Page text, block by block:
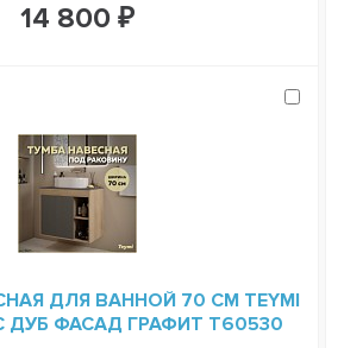
14 800 ₽
ДЛЯ ВАННОЙ 70 СМ TEYMI
ДУБ ФАСАД ГРАФИТ T60530